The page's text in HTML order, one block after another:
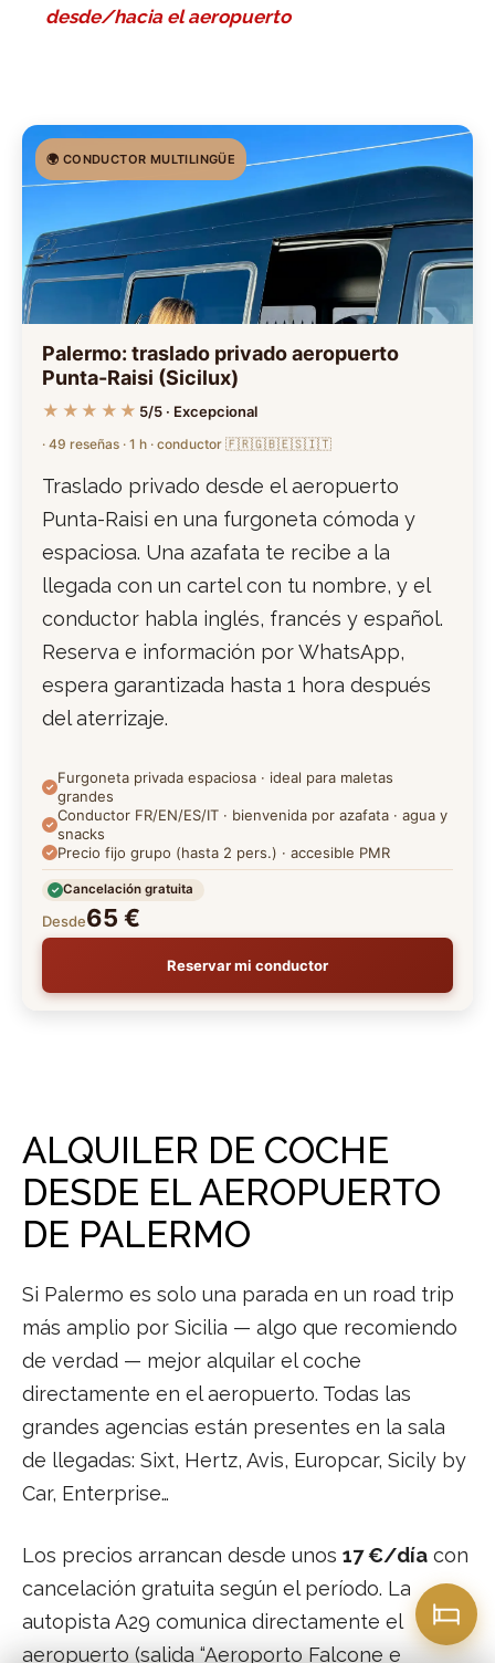
desde/hacia el aeropuerto
🌍 CONDUCTOR MULTILINGÜE
Palermo: traslado privado aeropuerto
Punta-Raisi (Sicilux)
★★★★★ 5/5 · Excepcional
· 49 reseñas · 1 h · conductor 🇫🇷🇬🇧🇪🇸🇮🇹
Traslado privado desde el aeropuerto
Punta-Raisi en una furgoneta cómoda y
espaciosa. Una azafata te recibe a la
llegada con un cartel con tu nombre, y el
conductor habla inglés, francés y español.
Reserva e información por WhatsApp,
espera garantizada hasta 1 hora después
del aterrizaje.
Furgoneta privada espaciosa · ideal para maletas
grandes
Conductor FR/EN/ES/IT · bienvenida por azafata · agua y
snacks
Precio fijo grupo (hasta 2 pers.) · accesible PMR
Cancelación gratuita
Desde65 €
Reservar mi conductor
ALQUILER DE COCHE
DESDE EL AEROPUERTO
DE PALERMO
Si Palermo es solo una parada en un road trip
más amplio por Sicilia — algo que recomiendo
de verdad — mejor alquilar el coche
directamente en el aeropuerto. Todas las
grandes agencias están presentes en la sala
de llegadas: Sixt, Hertz, Avis, Europcar, Sicily by
Car, Enterprise…
Los precios arrancan desde unos 17 €/día con
cancelación gratuita según el período. La
autopista A29 comunica directamente el
aeropuerto (salida “Aeroporto Falcone e